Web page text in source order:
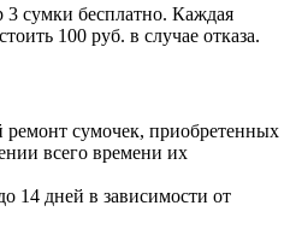
3 сумки бесплатно. Каждая
100 руб. в случае отказа.
сумочек, приобретенных
всего времени их
14 дней в зависимости от